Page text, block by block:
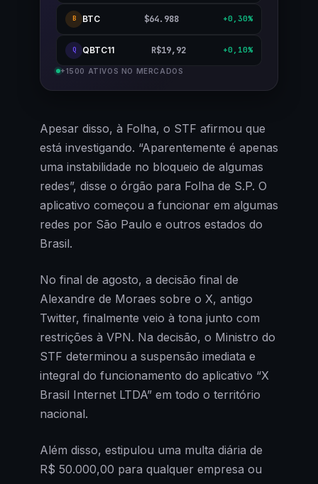
B BTC $64.988 +0,30%
Q QBTC11 R$19,92 +0,10%
+1500 ATIVOS NO MERCADOS
Apesar disso, à Folha, o STF afirmou que
está investigando. “Aparentemente é apenas
uma instabilidade no bloqueio de algumas
redes”, disse o órgão para Folha de S.P. O
aplicativo começou a funcionar em algumas
redes por São Paulo e outros estados do
Brasil.
No final de agosto, a decisão final de
Alexandre de Moraes sobre o X, antigo
Twitter, finalmente veio à tona junto com
restrições à VPN. Na decisão, o Ministro do
STF determinou a suspensão imediata e
integral do funcionamento do aplicativo “X
Brasil Internet LTDA” em todo o território
nacional.
Além disso, estipulou uma multa diária de
R$ 50.000,00 para qualquer empresa ou